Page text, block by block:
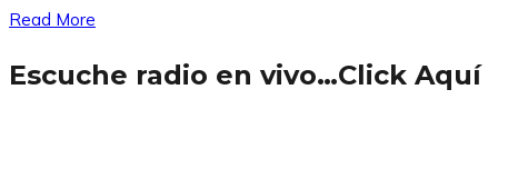
Read More
Escuche radio en vivo…Click Aquí